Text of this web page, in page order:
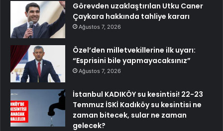
Görevden uzaklaştırılan Utku Caner
Çaykara hakkında tahliye kararı
Ağustos 7, 2026
Özel’den milletvekillerine ilk uyarı:
“Esprisini bile yapmayacaksınız”
Ağustos 7, 2026
İstanbul KADIKÖY su kesintisi! 22-23
Temmuz İSKİ Kadıköy su kesintisi ne
zaman bitecek, sular ne zaman
gelecek?